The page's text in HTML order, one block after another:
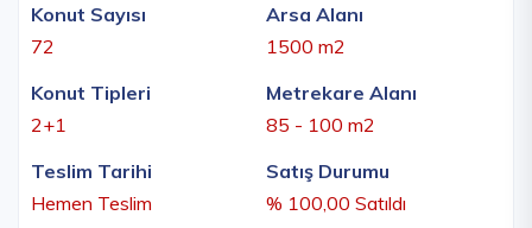
Konut Sayısı
72
Arsa Alanı
1500 m2
Konut Tipleri
2+1
Metrekare Alanı
85 - 100 m2
Teslim Tarihi
Hemen Teslim
Satış Durumu
% 100,00 Satıldı